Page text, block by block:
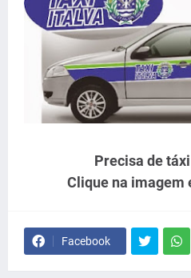
Precisa de
Clique na imagem
Facebook